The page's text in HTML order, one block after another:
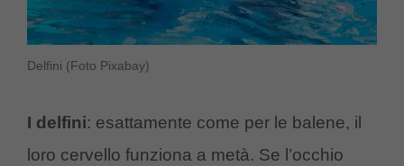
Delfini (Foto Pixabay)
I delfini: esattamente come per le balene, il
loro cervello funziona a metà. Se l’occhio